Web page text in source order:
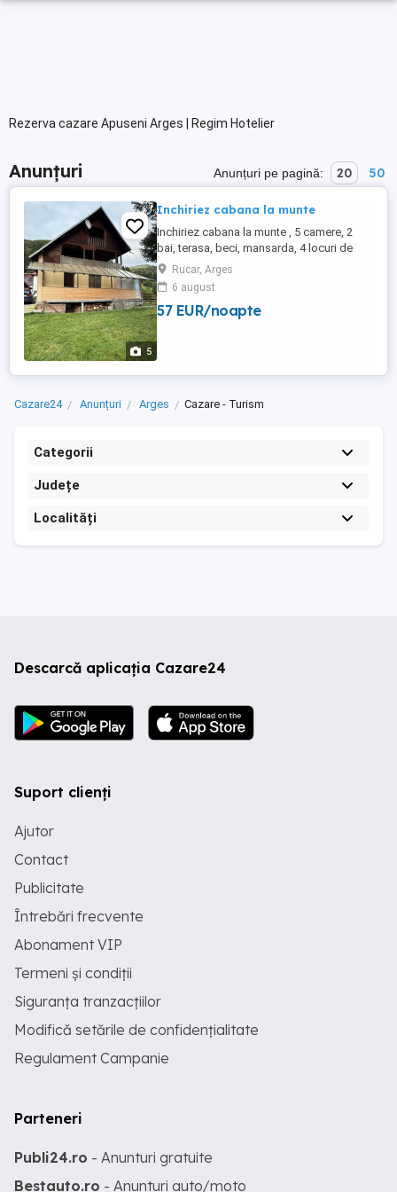
Rezerva cazare Apuseni Arges | Regim Hotelier
Anunțuri Anunțuri pe pagină: 20 50
5
Inchiriez cabana la munte
Inchiriez cabana la munte , 5 camere, 2
bai, terasa, beci, mansarda, 4 locuri de
parcare, complet utilat si mobilat. Doresc
seriozitate. Se inchiriaza atat in weekend
de vineri pana duminica, Usor negociabil.
Rucar, Arges
6 august
57 EUR/noapte
Cazare24 Anunțuri Arges Cazare - Turism
Categorii
Județe
Localități
Descarcă aplicația Cazare24
Suport clienți
Ajutor
Contact
Publicitate
Întrebări frecvente
Abonament VIP
Termeni și condiții
Siguranța tranzacțiilor
Modifică setările de confidențialitate
Regulament Campanie
Parteneri
Publi24.ro - Anunturi gratuite
Bestauto.ro - Anunturi auto/moto